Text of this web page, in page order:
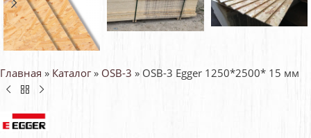
Главная » Каталог» OSB-3 » OSB-3 Egger 1250*2500* 15 мм